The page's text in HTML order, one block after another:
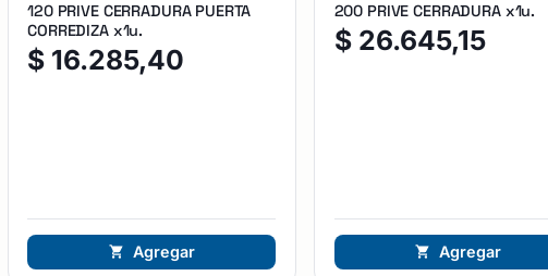
120 PRIVE CERRADURA PUERTA
CORREDIZA x1u.
$ 16.285,40
Agregar
200 PRIVE CERRADURA x1u.
$ 26.645,15
Agregar